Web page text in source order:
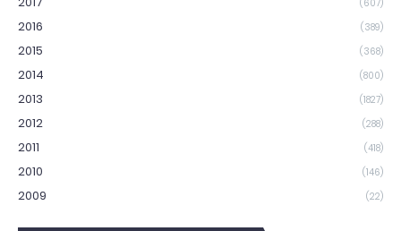
(607)
2016 (389)
2015 (368)
2014 (800)
2013 (1827)
2012 (288)
2011 (418)
2010 (146)
2009 (22)